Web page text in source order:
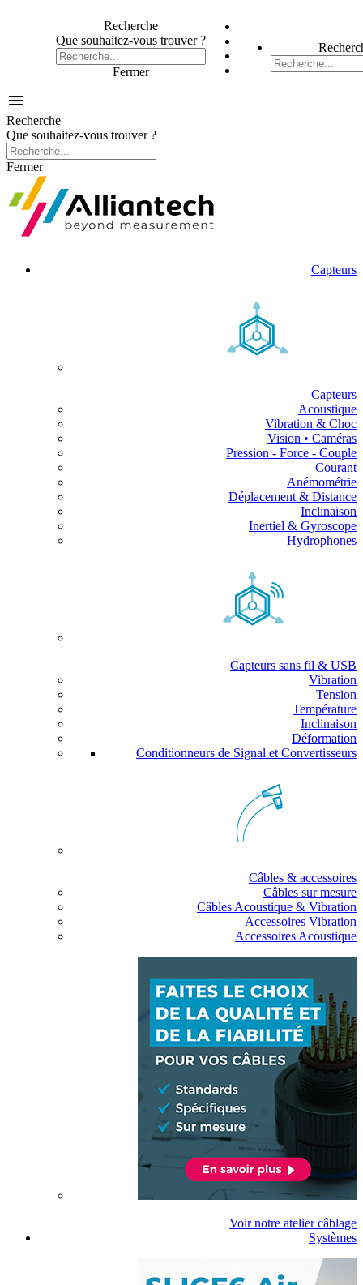
Recherche
Que souhaitez-vous trouver ?
Fermer

Recherche
Que souhaitez-vous trouver ?
Fermer
Capteurs
Capteurs
Acoustique
Vibration & Choc
Vision • Caméras
Pression - Force - Couple
Courant
Anémométrie
Déplacement & Distance
Inclinaison
Inertiel & Gyroscope
Hydrophones
Capteurs sans fil & USB
Vibration
Tension
Température
Inclinaison
Déformation
Conditionneurs de Signal et Convertisseurs
Câbles & accessoires
Câbles sur mesure
Câbles Acoustique & Vibration
Accessoires Vibration
Accessoires Acoustique
Voir notre atelier câblage
Systèmes